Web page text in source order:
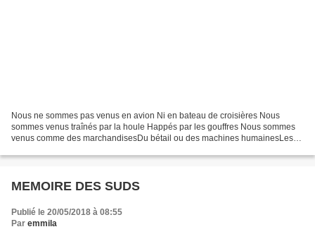
Nous ne sommes pas venus en avion Ni en bateau de croisières Nous
sommes venus traînés par la houle Happés par les gouffres Nous sommes
venus comme des marchandisesDu bétail ou des machines humainesLes
MEMOIRE DES SUDS
Publié le 20/05/2018 à 08:55
Par emmila